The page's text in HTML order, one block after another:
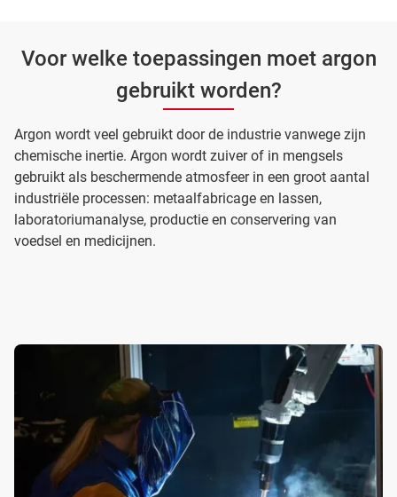
Voor welke toepassingen moet argon
gebruikt worden?
Argon wordt veel gebruikt door de industrie vanwege zijn
chemische inertie. Argon wordt zuiver of in mengsels
gebruikt als beschermende atmosfeer in een groot aantal
industriële processen: metaalfabricage en lassen,
laboratoriumanalyse, productie en conservering van
voedsel en medicijnen.